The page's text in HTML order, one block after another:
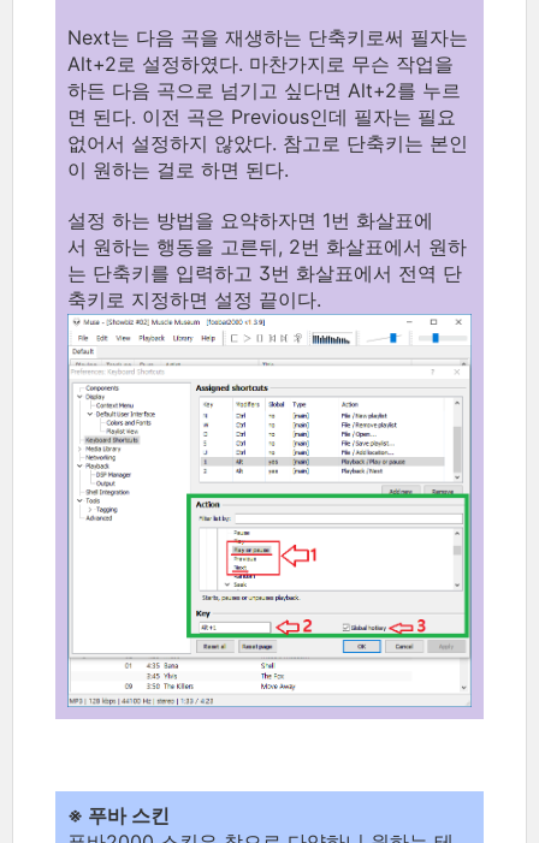
Next는 다음 곡을 재생하는 단축키로써 필자는
Alt+2로 설정하였다. 마찬가지로 무슨 작업을
하든 다음 곡으로 넘기고 싶다면 Alt+2를 누르
면 된다. 이전 곡은 Previous인데 필자는 필요
없어서 설정하지 않았다. 참고로 단축키는 본인
이 원하는 걸로 하면 된다.
설정 하는 방법을 요약하자면 1번 화살표에
서 원하는 행동을 고른뒤, 2번 화살표에서 원하
는 단축키를 입력하고 3번 화살표에서 전역 단
축키로 지정하면 설정 끝이다.
※ 푸바 스킨